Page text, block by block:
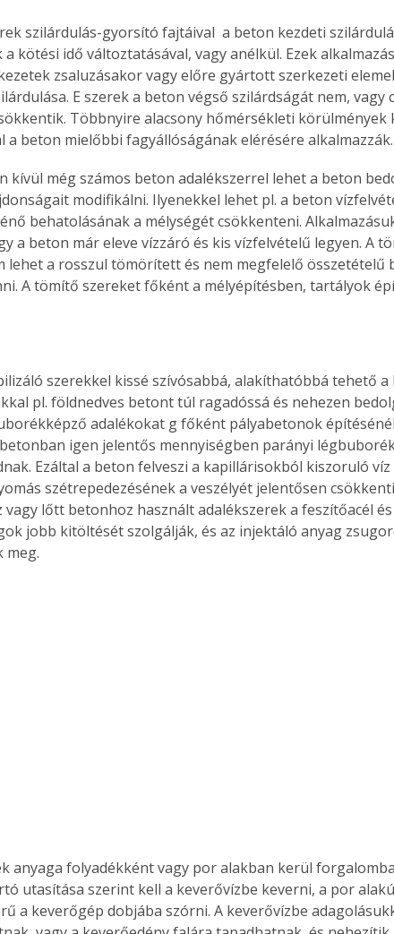
Gyógyító növények: a
természet kincsei az
szilárdulás-gyorsító fajtáival  a beton kezdeti
kötési idő változtatásával, vagy anélkül. Ezek
zsaluzásakor vagy előre gyártott szerkezeti
E szerek a beton végső szilárdságát nem, vagy
Többnyire alacsony hőmérsékleti körülmények
a beton mielőbbi fagyállóságának elérésére alkalmazzák.
kívül még számos beton adalékszerrel lehet a beton
modifikálni. Ilyenekkel lehet pl. a beton
behatolásának a mélységét csökkenteni.
a beton már eleve vízzáró és kis vízfelvételű legyen. A
lehet a rosszul tömörített és nem megfelelő összetételű
A tömítő szereket főként a mélyépítésben, tartályok
szerekkel kissé szívósabbá, alakíthatóbbá tehető a
pl. földnedves betont túl ragadóssá és nehezen
adalékokat g főként pályabetonok
igen jelentős mennyiségben parányi
Ezáltal a beton felveszi a kapillárisokból kiszoruló víz
szétrepedezésének a veszélyét jelentősen
vagy lőtt betonhoz használt adalékszerek a feszítőacél
jobb kitöltését szolgálják, és az injektáló anyag
meg.
anyaga folyadékként vagy por alakban kerül
utasítása szerint kell a keverővízbe keverni, a por
a keverőgép dobjába szórni. A keverővízbe